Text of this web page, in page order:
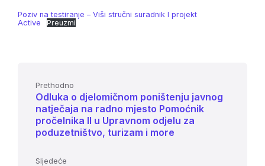
Poziv na testiranje – Viši stručni suradnik I projekt
Active
Preuzmi
Prethodno
Odluka o djelomičnom poništenju javnog
natječaja na radno mjesto Pomoćnik
pročelnika II u Upravnom odjelu za
poduzetništvo, turizam i more
Sljedeće